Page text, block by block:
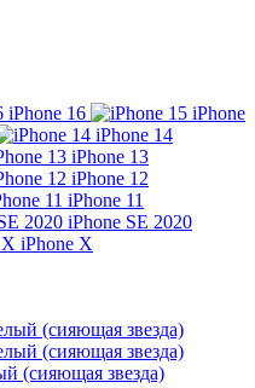
iPhone 16
iPhone
iPhone 14
iPhone 13
iPhone 12
iPhone 11
iPhone SE 2020
iPhone X
(сияющая звезда)